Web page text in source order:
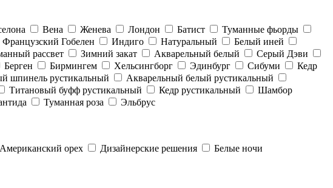
Вена Женева Лондон Батист
Туманные фьорды
Французский Гобелен Индиго Натуральный
Белый иней
рассвет Зимний закат Акварельный белый
Серый Дэви
Берген Бирмингем Хельсингборг Эдинбург Сибуми
Кедр
шпинель рустикальный
Акварельный белый рустикальный
Титановый буфф рустикальный Кедр рустикальный
Шамбор
Туманная роза
Эльбрус
Американский орех Дизайнерские решения
Белые ночи